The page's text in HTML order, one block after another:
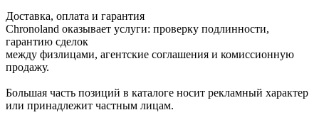
Доставка, оплата и гарантия
Chronoland оказывает услуги: проверку подлинности,
гарантию сделок
между физлицами, агентские соглашения и комиссионную
продажу.
Большая часть позиций в каталоге носит рекламный характер
или принадлежит частным лицам.